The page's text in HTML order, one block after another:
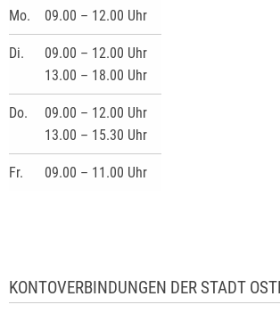
Mo. 09.00 – 12.00 Uhr
Di.
09.00 – 12.00 Uhr
13.00 – 18.00 Uhr
Do.
09.00 – 12.00 Uhr
13.00 – 15.30 Uhr
Fr. 09.00 – 11.00 Uhr
KONTOVERBINDUNGEN DER STADT